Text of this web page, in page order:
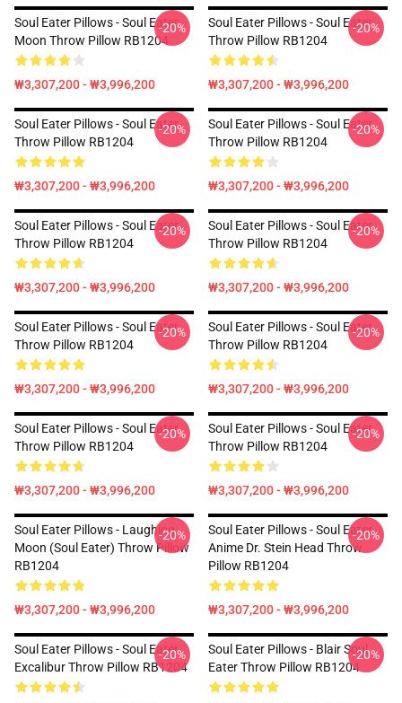
Soul Eater Pillows - Soul Eater
Moon Throw Pillow RB1204
₩3,307,200 - ₩3,996,200
-20%
Soul Eater Pillows - Soul Eater
Throw Pillow RB1204
₩3,307,200 - ₩3,996,200
-20%
Soul Eater Pillows - Soul Eater
Throw Pillow RB1204
₩3,307,200 - ₩3,996,200
-20%
Soul Eater Pillows - Soul Eater
Throw Pillow RB1204
₩3,307,200 - ₩3,996,200
-20%
Soul Eater Pillows - Soul Eater
Throw Pillow RB1204
₩3,307,200 - ₩3,996,200
-20%
Soul Eater Pillows - Soul Eater
Throw Pillow RB1204
₩3,307,200 - ₩3,996,200
-20%
Soul Eater Pillows - Soul Eater
Throw Pillow RB1204
₩3,307,200 - ₩3,996,200
-20%
Soul Eater Pillows - Soul Eater
Throw Pillow RB1204
₩3,307,200 - ₩3,996,200
-20%
Soul Eater Pillows - Soul Eater
Throw Pillow RB1204
₩3,307,200 - ₩3,996,200
-20%
Soul Eater Pillows - Soul Eater
Throw Pillow RB1204
₩3,307,200 - ₩3,996,200
-20%
Soul Eater Pillows - Laughing
Moon (Soul Eater) Throw Pillow
RB1204
₩3,307,200 - ₩3,996,200
-20%
Soul Eater Pillows - Soul Eater
Anime Dr. Stein Head Throw
Pillow RB1204
₩3,307,200 - ₩3,996,200
-20%
Soul Eater Pillows - Soul Eater
Excalibur Throw Pillow RB1204
-20%
Soul Eater Pillows - Blair Soul
Eater Throw Pillow RB1204
-20%